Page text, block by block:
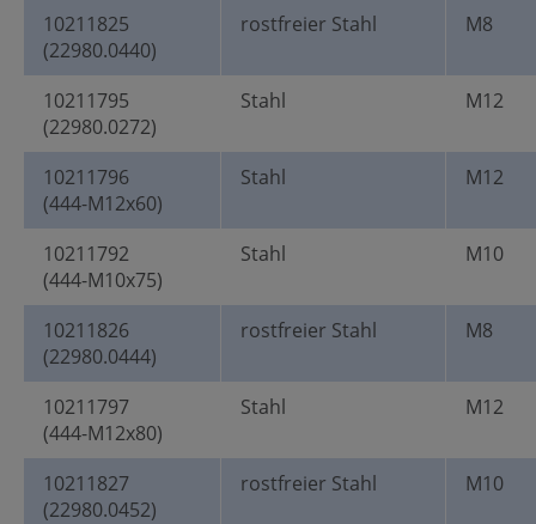
10211825
(22980.0440)
rostfreier Stahl M8
10211795
(22980.0272)
Stahl M12
10211796
(444-M12x60)
Stahl M12
10211792
(444-M10x75)
Stahl M10
10211826
(22980.0444)
rostfreier Stahl M8
10211797
(444-M12x80)
Stahl M12
10211827
(22980.0452)
rostfreier Stahl M10